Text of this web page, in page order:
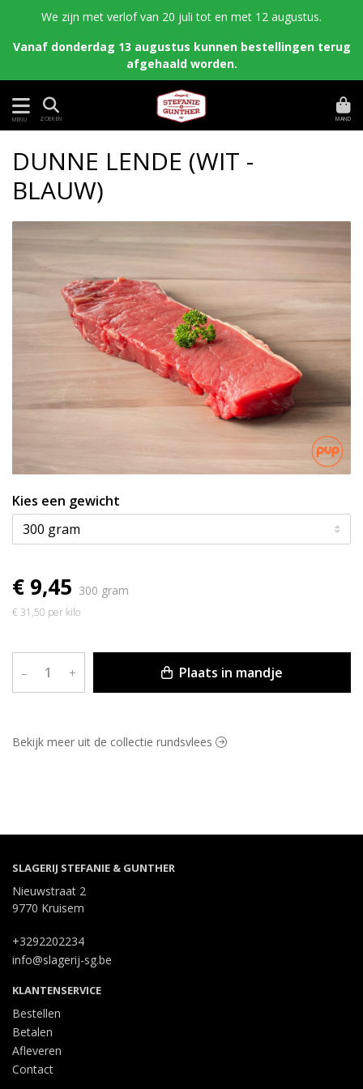
We zijn met verlof van 20 juli tot en met 12 augustus.
Vanaf donderdag 13 augustus kunnen bestellingen terug
afgehaald worden.
MENU ZOEKEN MAND
DUNNE LENDE (WIT -
BLAUW)
Kies een gewicht
€ 9,45 300 gram
€ 31,50 per kilo
– + Plaats in mandje
Bekijk meer uit de collectie rundsvlees
SLAGERIJ STEFANIE & GUNTHER
Nieuwstraat 2
9770 Kruisem
+3292202234
info@slagerij-sg.be
KLANTENSERVICE
Bestellen
Betalen
Afleveren
Contact